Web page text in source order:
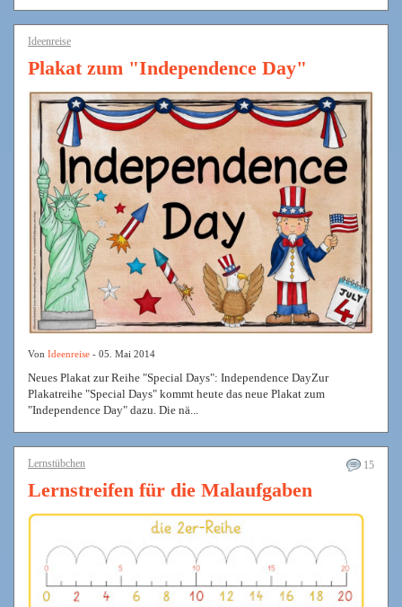
Ideenreise
Plakat zum "Independence Day"
Von Ideenreise - 05. Mai 2014
Neues Plakat zur Reihe "Special Days": Independence DayZur
Plakatreihe "Special Days" kommt heute das neue Plakat zum
"Independence Day" dazu. Die nä...
15
Lernstübchen
Lernstreifen für die Malaufgaben